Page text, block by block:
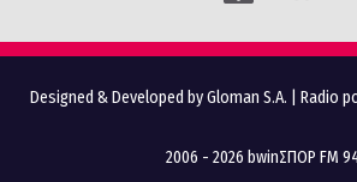
Designed & Developed by Gloman S.A. Radio
2006 - 2026 bwinΣΠΟΡ FM